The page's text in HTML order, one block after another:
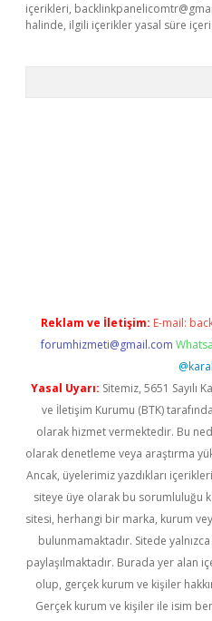
içerikleri,
halinde, ilgili içerikler yasal süre
Reklam ve İletişim: E-mail:
forumhizmeti@gmail.com
Yasal Uyarı: Sitemiz, 5651 Sayılı
ve İletişim Kurumu (BTK)
olarak hizmet vermektedir. Bu
olarak denetleme veya araştırma
Ancak, üyelerimiz yazdıkları
siteye üye olarak bu sorumluluğu
sitesi, herhangi bir marka, kurum
bulunmamaktadır. Sitede
paylaşılmaktadır. Burada yer alan
olup, gerçek kurum ve kişiler
Gerçek kurum ve kişiler ile isim